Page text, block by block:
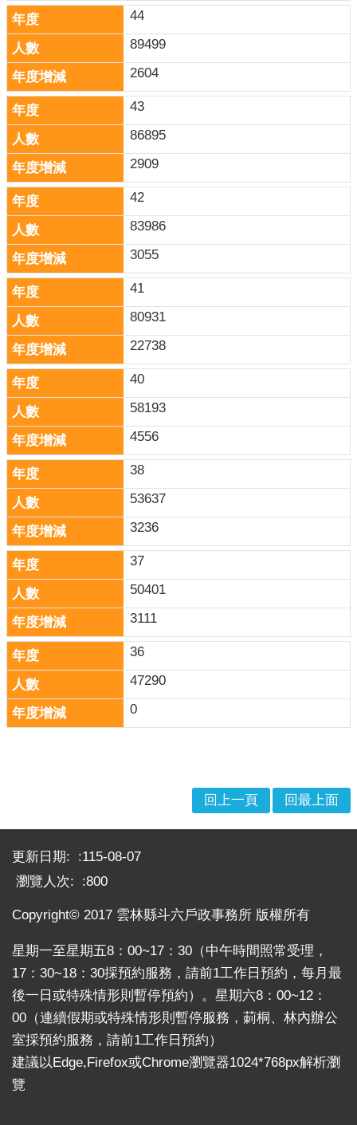
44
89499
2604
43
86895
2909
42
83986
3055
41
80931
22738
40
58193
4556
38
53637
3236
37
50401
3111
36
47290
0
回上一頁 回最上面
更新日期:
115-08-07
瀏覽人次:
800
Copyright© 2017 雲林縣斗六戶政事務所 版權所有
星期一至星期五8：00~17：30（中午時間照常受理，
17：30~18：30採預約服務，請前1工作日預約，每月最
後一日或特殊情形則暫停預約）。星期六8：00~12：
00（連續假期或特殊情形則暫停服務，莿桐、林內辦公
室採預約服務，請前1工作日預約）
建議以Edge,Firefox或Chrome瀏覽器1024*768px解析瀏
覽